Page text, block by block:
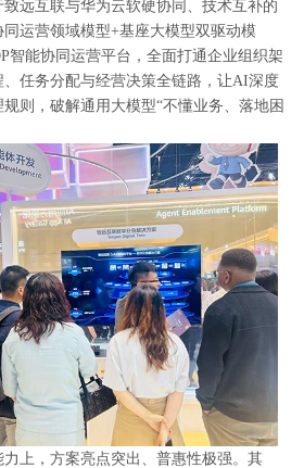
远互联与华为云软硬协同、技术互补的
运营领域模型+基座大模型双驱动模
智能协同运营平台，全面打通企业组织架
任务分配与经营决策全链路，让AI深度
则，破解通用大模型“不懂业务、落地困
上，方案亮点突出、普惠性极强。其